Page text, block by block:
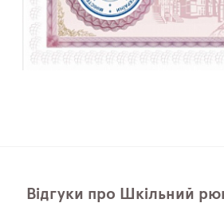
Відгуки про Шкільний